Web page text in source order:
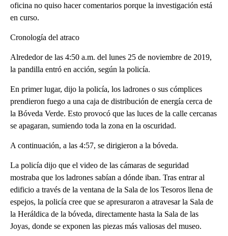
oficina no quiso hacer comentarios porque la investigación está
en curso.
Cronología del atraco
Alrededor de las 4:50 a.m. del lunes 25 de noviembre de 2019,
la pandilla entró en acción, según la policía.
En primer lugar, dijo la policía, los ladrones o sus cómplices
prendieron fuego a una caja de distribución de energía cerca de
la Bóveda Verde. Esto provocó que las luces de la calle cercanas
se apagaran, sumiendo toda la zona en la oscuridad.
A continuación, a las 4:57, se dirigieron a la bóveda.
La policía dijo que el video de las cámaras de seguridad
mostraba que los ladrones sabían a dónde iban. Tras entrar al
edificio a través de la ventana de la Sala de los Tesoros llena de
espejos, la policía cree que se apresuraron a atravesar la Sala de
la Heráldica de la bóveda, directamente hasta la Sala de las
Joyas, donde se exponen las piezas más valiosas del museo.